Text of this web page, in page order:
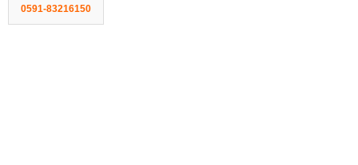
0591-83216150